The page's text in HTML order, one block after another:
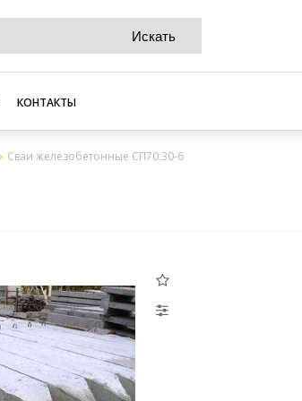
КОНТАКТЫ
Сваи железобетонные СП70.30-6